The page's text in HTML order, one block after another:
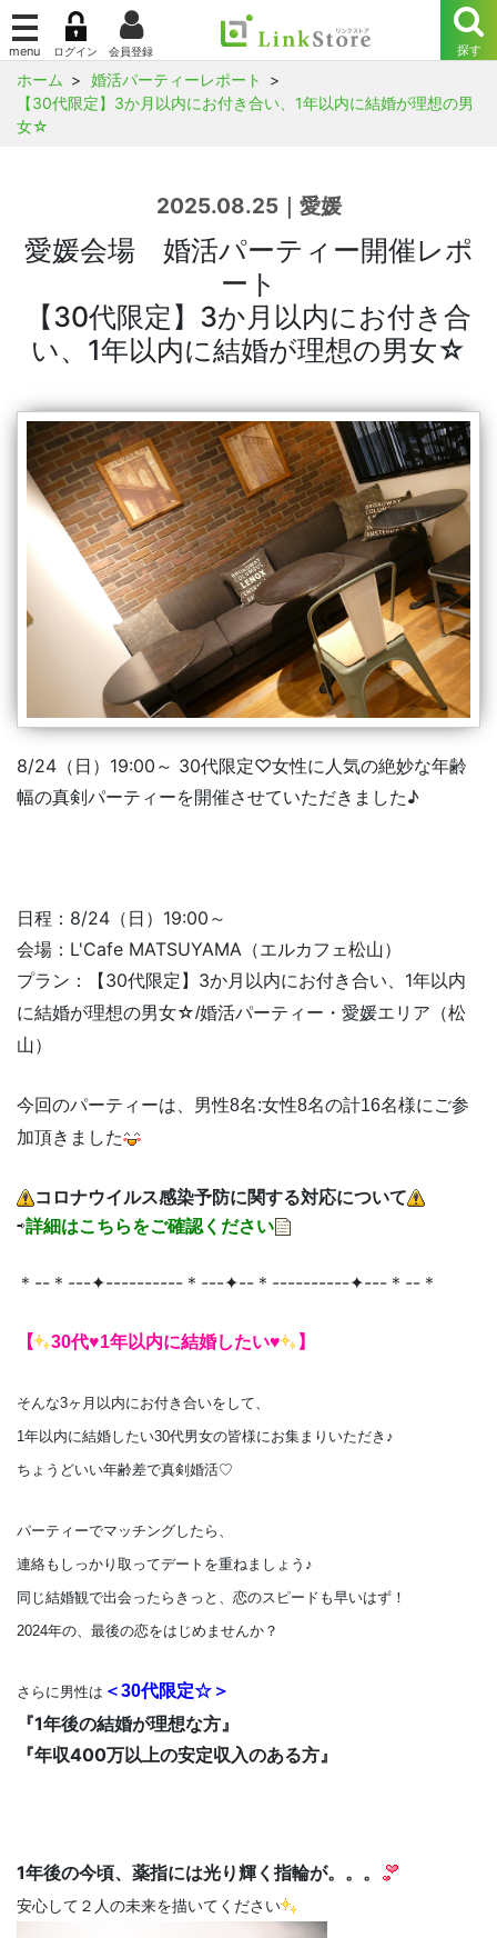
ホーム
婚活パーティーレポート
【30代限定】3か月以内にお付き合い、1年以内に結婚が理想の男
女☆
2025.08.25｜愛媛
愛媛会場 婚活パーティー開催レポ
ート
【30代限定】3か月以内にお付き合
い、1年以内に結婚が理想の男女☆
8/24（日）19:00～ 30代限定♡女性に人気の絶妙な年齢
幅の真剣パーティーを開催させていただきました♪
日程：8/24（日）19:00～
会場：L'Cafe MATSUYAMA（エルカフェ松山）
プラン：
【30代限定】3か月以内にお付き合い、1年以内
に結婚が理想の男女☆/婚活パーティー・愛媛エリア（松
山）
今回のパーティーは、男性8名:女性8名の計16名様にご参
加頂きました
コロナウイルス感染予防に関する対応について
⇨詳細はこちらをご確認ください
＊--＊---✦----------＊---✦--＊----------✦---＊--＊
【 30代♥1年以内に結婚したい♥ 】
そんな3ヶ月以内にお付き合いをして、
1年以内に結婚したい30代男女の皆様にお集まりいただき♪
ちょうどいい年齢差で真剣婚活♡
パーティーでマッチングしたら、
連絡もしっかり取ってデートを重ねましょう♪
同じ結婚観で出会ったらきっと、恋のスピードも早いはず！
2024年の、最後の恋をはじめませんか？
さらに男性は ＜30代限定☆＞
『1年後の結婚が理想な方』
『年収400万以上の安定収入のある方』
1年後の今頃、薬指には光り輝く指輪が。。。
安心して２人の未来を描いてください